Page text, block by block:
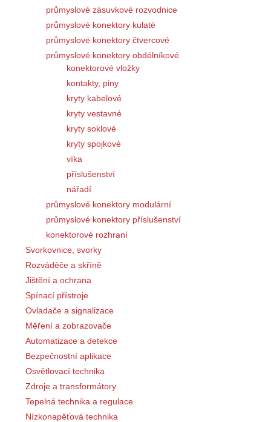
průmyslové zásuvkové rozvodnice
průmyslové konektory kulaté
průmyslové konektory čtvercové
průmyslové konektory obdélníkové
konektorové vložky
kontakty, piny
kryty kabelové
kryty vestavné
kryty soklové
kryty spojkové
víka
příslušenství
nářadí
průmyslové konektory modulární
průmyslové konektory příslušenství
konektorové rozhraní
Svorkovnice, svorky
Rozváděče a skříně
Jištění a ochrana
Spínací přístroje
Ovladače a signalizace
Měření a zobrazovače
Automatizace a detekce
Bezpečnostní aplikace
Osvětlovací technika
Zdroje a transformátory
Tepelná technika a regulace
Nízkonapěťová technika